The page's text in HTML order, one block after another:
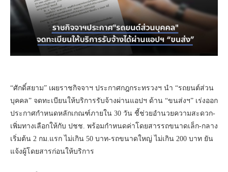
“ศักดิ์สยาม” เผยราชกิจจาฯ ประกาศกฎกระทรวงฯ นำ “รถยนต์ส่วน
บุคคล” จดทะเบียนให้บริการรับจ้างผ่านแอปฯ ด้าน “ขนส่งฯ” เร่งออก
ประกาศกำหนดหลักเกณฑ์ภายใน 30 วัน ชี้ช่วยอำนวยความสะดวก-
เพิ่มทางเลือกให้กับ ปชช. พร้อมกำหนดค่าโดยสารรถขนาดเล็ก-กลาง
เริ่มต้น 2 กม.แรก ไม่เกิน 50 บาท-รถขนาดใหญ่ ไม่เกิน 200 บาท ยัน
แจ้งผู้โดยสารก่อนให้บริการ